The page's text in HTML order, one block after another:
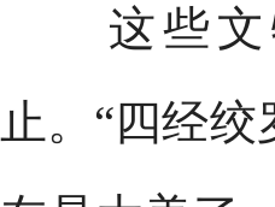
这些文
止。“四经